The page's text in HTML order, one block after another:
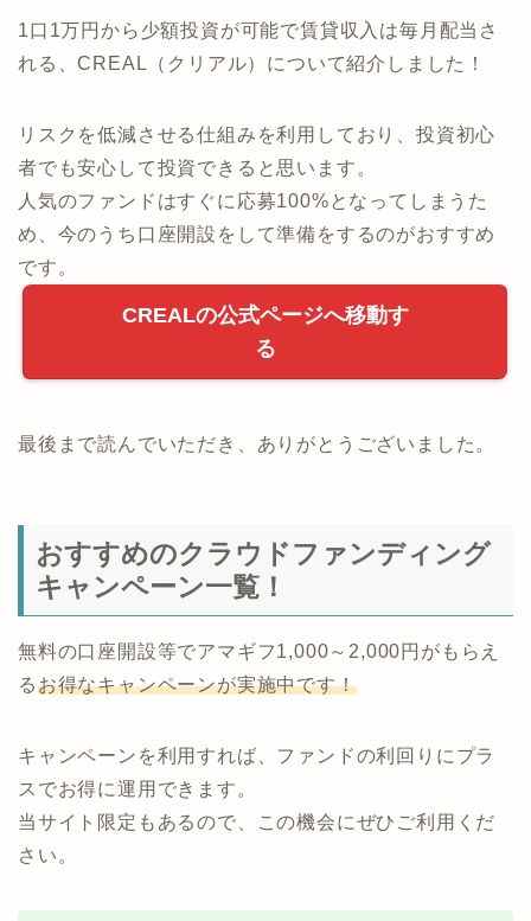
1口1万円から少額投資が可能で賃貸収入は毎月配当さ
れる、CREAL（クリアル）について紹介しました！
リスクを低減させる仕組みを利用しており、投資初心
者でも安心して投資できると思います。
人気のファンドはすぐに応募100%となってしまうた
め、今のうち口座開設をして準備をするのがおすすめ
です。
CREALの公式ページへ移動す
る
最後まで読んでいただき、ありがとうございました。
おすすめのクラウドファンディング
キャンペーン一覧！
無料の口座開設等でアマギフ1,000～2,000円がもらえ
るお得なキャンペーンが実施中です！
キャンペーンを利用すれば、ファンドの利回りにプラ
スでお得に運用できます。
当サイト限定もあるので、この機会にぜひご利用くだ
さい。